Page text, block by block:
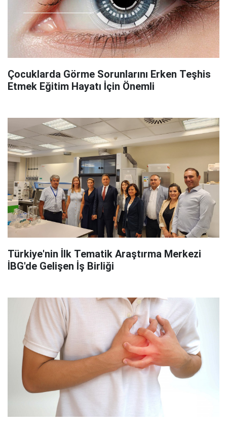
Çocuklarda Görme Sorunlarını Erken Teşhis
Etmek Eğitim Hayatı İçin Önemli
Türkiye'nin İlk Tematik Araştırma Merkezi
İBG'de Gelişen İş Birliği